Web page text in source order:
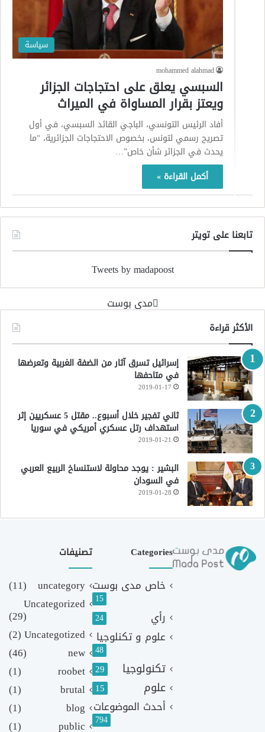
سياسة
mohammed alahmad
السبسي يعلق على احتجاجات الجزائر
ويعتز بقرار المساواة في الميراث
أفاد الرئيس التونسي، الباجي القائد السبسي، في أول
تصريح رسمي لتونس، بخصوص الاحتجاجات الجزائرية، “ما
يحدث في الجزائر شأن خاص”…
أكمل القراءة »
تابعنا على تويتر
Tweets by madapoost
‏مدى بوست‏
الأكثر قراءة
إسرائيل تسرق آثار من الضفة الغربية وتعرضها
في متاحفها
2019-01-17
ثاني تفجير خلال أسبوع.. مقتل 5 عسكريين إثر
استهداف رتل عسكري أمريكي في سوريا
2019-01-21
البشير : يوجد محاولة لاستنساخ الربيع العربي
في السودان
2019-01-28
Categories
خاص مدى بوست
15
رأي 24
علوم و تكنلوجيا
48
تكنولوجيا 29
علوم 15
أحدث الموضوعات
794
تصنيفات
uncategory
(11)
Uncategorized
(29)
Uncategotized
(2)
new
(46)
roobet
(1)
brutal
(1)
blog
(1)
public
(1)